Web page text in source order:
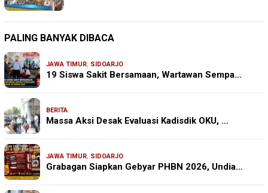
PALING BANYAK DIBACA
JAWA TIMUR, SIDOARJO
19 Siswa Sakit Bersamaan, Wartawan Sempa…
BERITA
Massa Aksi Desak Evaluasi Kadisdik OKU, …
JAWA TIMUR, SIDOARJO
Grabagan Siapkan Gebyar PHBN 2026, Undia…